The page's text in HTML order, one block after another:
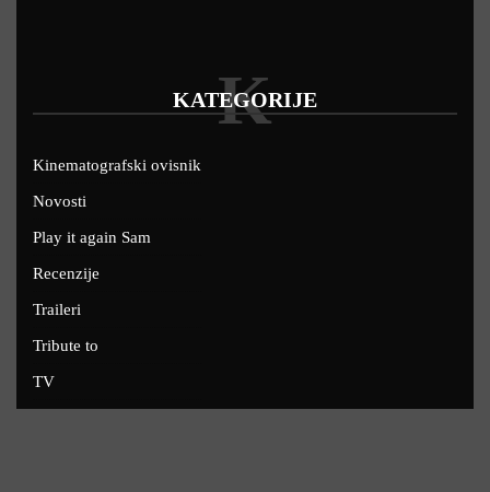
KATEGORIJE
K
Kinematografski ovisnik
Novosti
Play it again Sam
Recenzije
Traileri
Tribute to
TV